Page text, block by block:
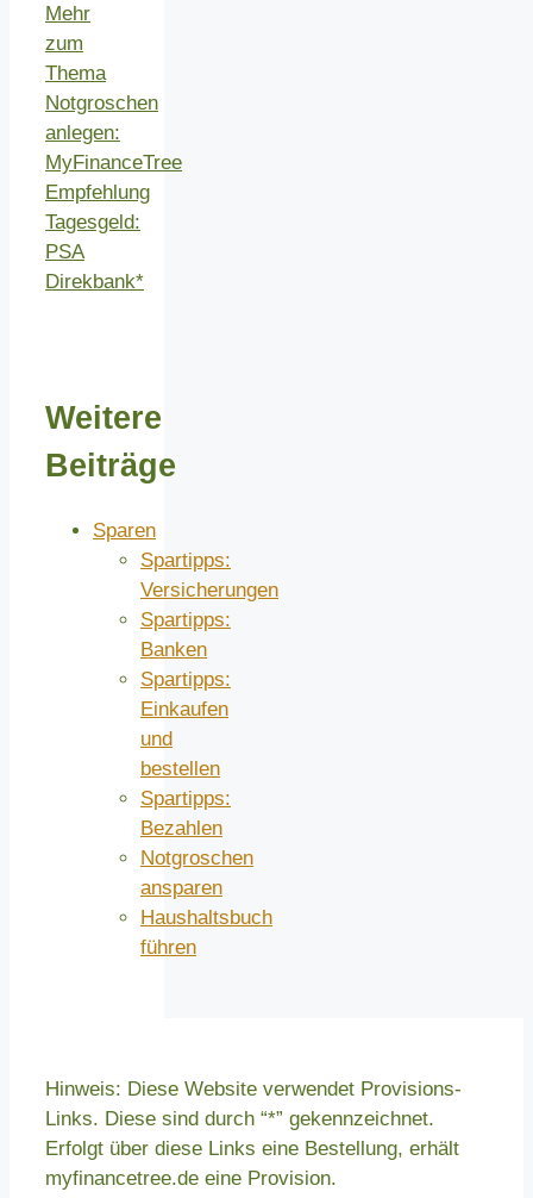
Mehr
zum
Thema
Notgroschen
anlegen:
MyFinanceTree
Empfehlung
Tagesgeld:
PSA
Direkbank*
Weitere
Beiträge
Sparen
Spartipps:
Versicherungen
Spartipps:
Banken
Spartipps:
Einkaufen
und
bestellen
Spartipps:
Bezahlen
Notgroschen
ansparen
Haushaltsbuch
führen
Hinweis: Diese Website verwendet Provisions-
Links. Diese sind durch “*” gekennzeichnet.
Erfolgt über diese Links eine Bestellung, erhält
myfinancetree.de eine Provision.